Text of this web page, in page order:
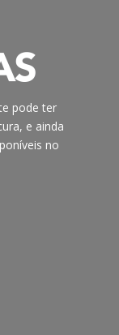
pode ter
e ainda
no